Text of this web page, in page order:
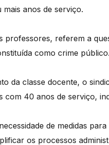
anos de serviço.
professores, referem a
como crime público.
da classe docente, o
40 anos de serviço,
de medidas
os processos